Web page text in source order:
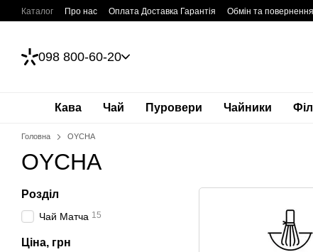
Перейти до основного контенту
Каталог Про нас Оплата Доставка Гарантія
Обмін та повернення
098 800-60-20
Кава Чай Пуровери Чайники
Головна OYCHA
OYCHA
Розділ
Чай Матча 15
Ціна, грн